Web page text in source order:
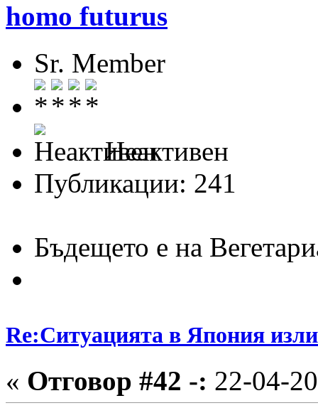
homo futurus
Sr. Member
Неактивен
Публикации: 241
Бъдещето е на
Re:Ситуацията в Япония
« Отговор #42 -: 22-04-